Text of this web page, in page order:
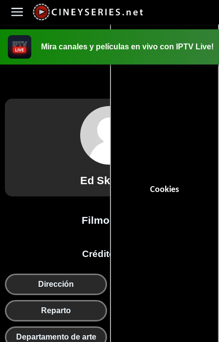
Cookies
Mira canales y películas en vivo con IPTV Live!
Ed Skudder
Filmografía
Créditos en:
Dirección
Reparto
Departamento de arte